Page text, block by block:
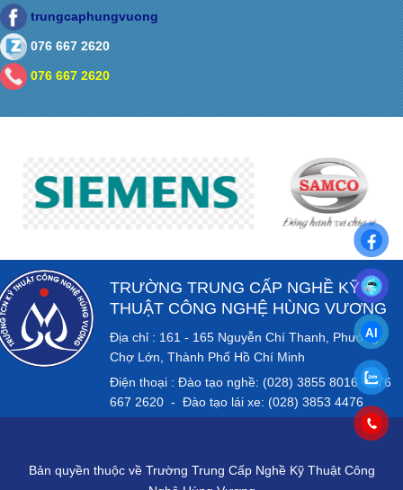
trungcaphungvuong
076 667 2620
076 667 2620
TRƯỜNG TRUNG CẤP NGHỀ KỸ
THUẬT CÔNG NGHỆ HÙNG VƯƠNG
Địa chỉ : 161 - 165 Nguyễn Chí Thanh, Phường
Chợ Lớn, Thành Phố Hồ Chí Minh
Điện thoại : Đào tạo nghề: (028) 3855 8016 - 076
667 2620 - Đào tạo lái xe: (028) 3853 4476
Bản quyền thuộc về Trường Trung Cấp Nghề Kỹ Thuật Công